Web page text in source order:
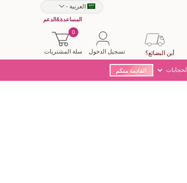
العربية -
المساعدة&الدعم
سلة المشتريات
0
تسجيل الدخول أين البضائع؟
الحجابات القادمة منكم